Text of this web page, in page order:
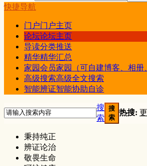
快捷导航
门户门户主页
论坛论坛主页
导读分类推送
精华精华汇总
家园会员家园（可自建博客、相
高级搜索高级全文搜索
智能辨证智能协助自诊
搜
索
搜
索
热搜:
秉持纯正
辨证论治
敬畏生命